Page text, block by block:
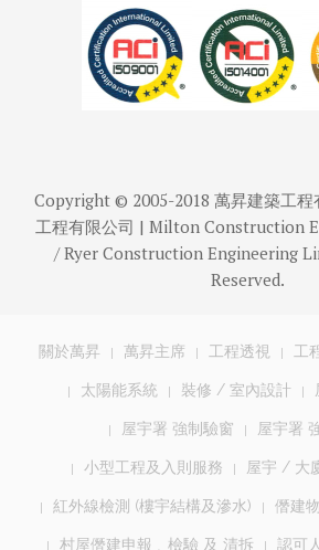
Copyright © 2005-2018 萬昇建築工程
工程有限公司 | Milton Construction
/ Ryer Construction Engineering
Reserved.
關於萬昇 萬昇主席 工程透視 工
太陽能系統 裝修 / 室內設計
屋宇署 強制驗窗 屋宇署
小型工程及入則服務 屋宇 / 大
紅外線檢測 (樓宇結構及滲水) 僭建
村屋僭建申報﹑檢驗 及 清拆 認可